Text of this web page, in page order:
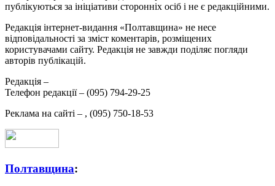
публікуються за ініціативи сторонніх осіб і не є редакційними.
Редакція інтернет-видання «Полтавщина» не несе
відповідальності за зміст коментарів, розміщених
користувачами сайту. Редакція не завжди поділяє погляди
авторів публікацій.
Редакція –
Телефон редакції – (095) 794-29-25
Реклама на сайті – , (095) 750-18-53
Полтавщина: